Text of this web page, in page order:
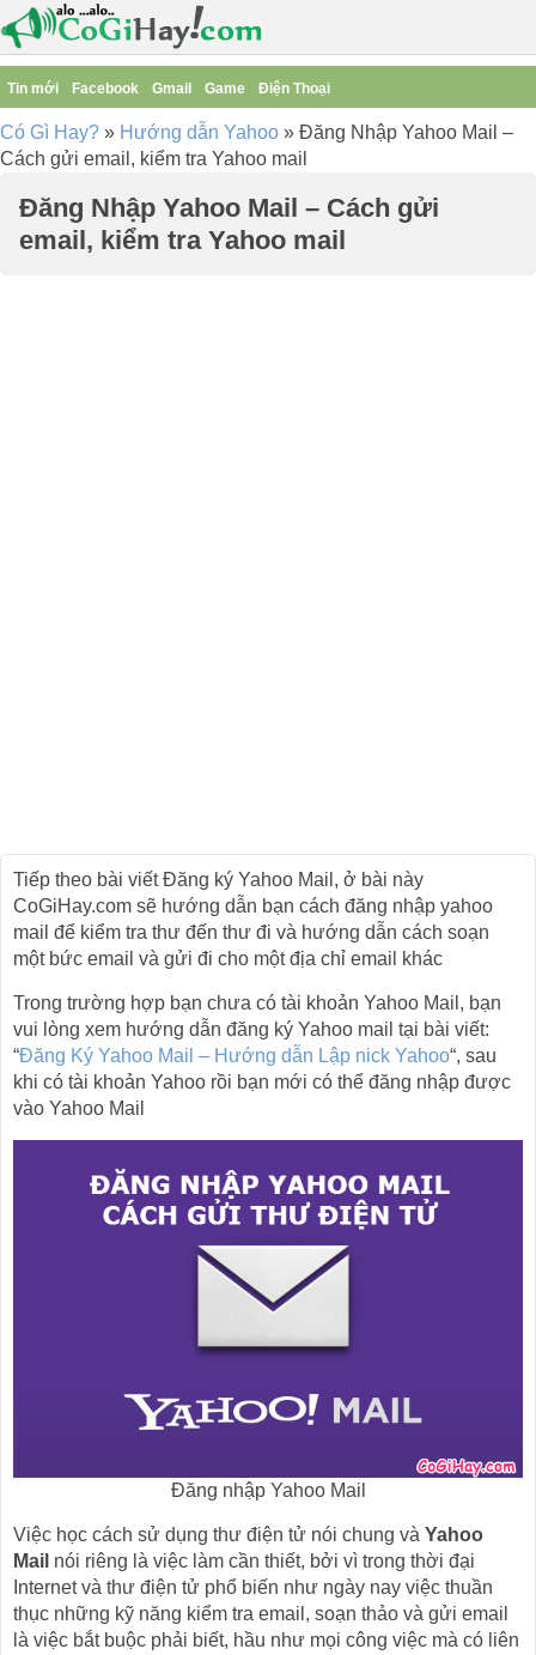
Tin mới Facebook Gmail Game Điện Thoại
Có Gì Hay? » Hướng dẫn Yahoo » Đăng Nhập Yahoo Mail –
Cách gửi email, kiểm tra Yahoo mail
Đăng Nhập Yahoo Mail – Cách gửi
email, kiểm tra Yahoo mail
Tiếp theo bài viết Đăng ký Yahoo Mail, ở bài này
CoGiHay.com sẽ hướng dẫn bạn cách đăng nhập yahoo
mail để kiểm tra thư đến thư đi và hướng dẫn cách soạn
một bức email và gửi đi cho một địa chỉ email khác
Trong trường hợp bạn chưa có tài khoản Yahoo Mail, bạn
vui lòng xem hướng dẫn đăng ký Yahoo mail tại bài viết:
“Đăng Ký Yahoo Mail – Hướng dẫn Lập nick Yahoo“, sau
khi có tài khoản Yahoo rồi bạn mới có thể đăng nhập được
vào Yahoo Mail
Đăng nhập Yahoo Mail
Việc học cách sử dụng thư điện tử nói chung và Yahoo
Mail nói riêng là việc làm cần thiết, bởi vì trong thời đại
Internet và thư điện tử phổ biến như ngày nay việc thuần
thục những kỹ năng kiểm tra email, soạn thảo và gửi email
là việc bắt buộc phải biết, hầu như mọi công việc mà có liên